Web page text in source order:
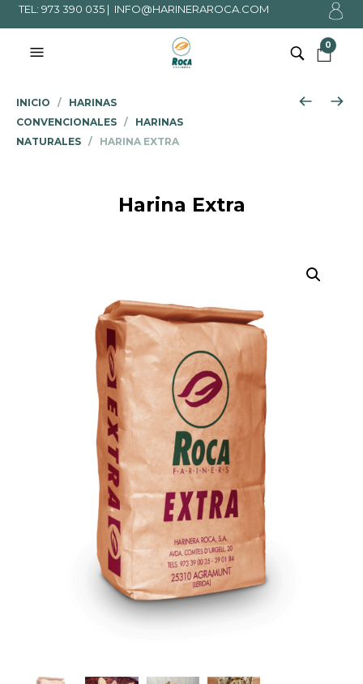
TEL: 973 390 035 | INFO@HARINERAROCA.COM
0
INICIO / HARINAS
CONVENCIONALES / HARINAS
NATURALES / HARINA EXTRA
Harina Extra